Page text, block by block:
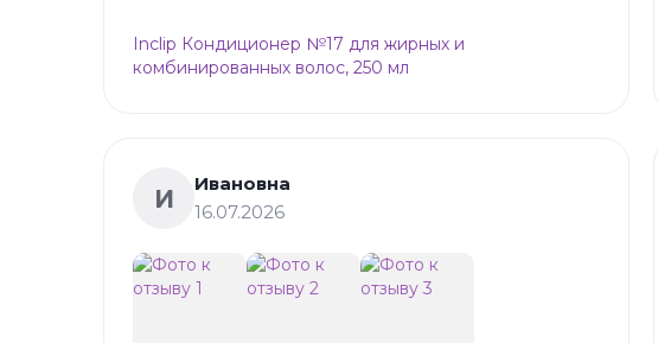
Inclip Кондиционер №17 для жирных и
комбинированных волос, 250 мл
И
Ивановна
16.07.2026